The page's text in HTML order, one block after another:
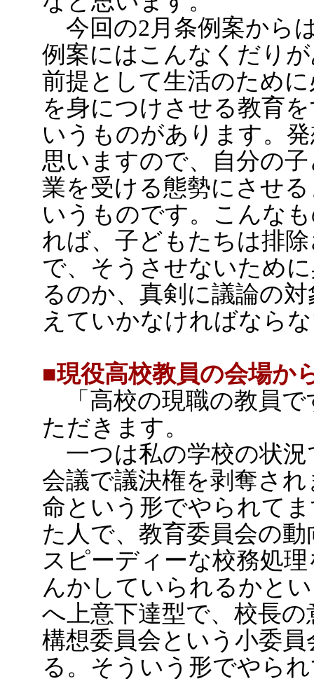
今回の2月条例案から
例案にはこんなくだり
前提として生活のため
を身につけさせる教育
いうものがあります。
思いますので、自分の
業を受ける態勢にさせ
いうものです。こんな
れば、子どもたちは排
で、そうさせないため
るのか、真剣に議論の
えていかなければなら
■現役高校教員の会場か
「高校の現職の教員で
ただきます。
一つは私の学校の状況
会議で議決権を剥奪さ
命という形でやられて
た人で、教育委員会の
スピーディーな校務処
んかしていられるかと
へ上意下達型で、校長
構想委員会という小委
る。そういう形でやら